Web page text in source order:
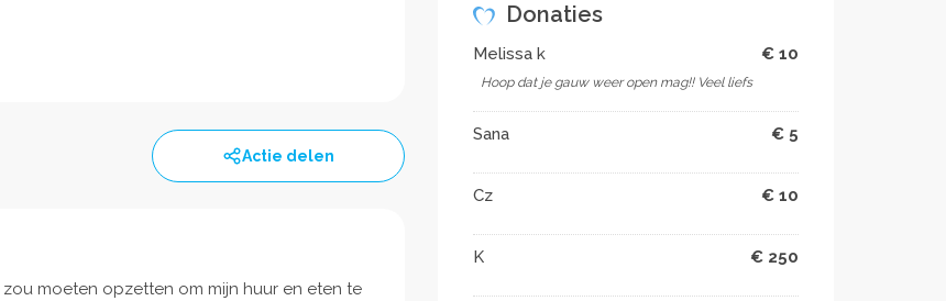
Actie delen
moeten opzetten om mijn huur en eten te
Donaties
Melissa k € 10
Hoop dat je gauw weer open mag!! Veel liefs
Sana € 5
Cz € 10
K € 250